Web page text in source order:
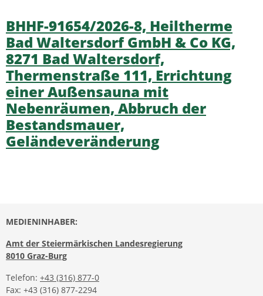
BHHF-91654/2026-8, Heiltherme
Bad Waltersdorf GmbH & Co KG,
8271 Bad Waltersdorf,
Thermenstraße 111, Errichtung
einer Außensauna mit
Nebenräumen, Abbruch der
Bestandsmauer,
Geländeveränderung
MEDIENINHABER:
Amt der Steiermärkischen Landesregierung
8010 Graz-Burg
Telefon: +43 (316) 877-0
Fax: +43 (316) 877-2294